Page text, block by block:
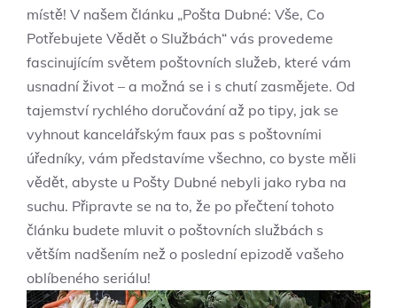
místě! V našem článku „Pošta Dubné: Vše, Co
Potřebujete Vědět o Službách“ vás provedeme
fascinujícím světem poštovních služeb, které vám
usnadní život – a možná se i s chutí zasmějete. Od
tajemství rychlého doručování až po tipy, jak se
vyhnout kancelářským faux pas s poštovními
úředníky, vám představíme všechno, co byste měli
vědět, abyste u Pošty Dubné nebyli jako ryba na
suchu. Připravte se na to, že po přečtení tohoto
článku budete mluvit o poštovních službách s
větším nadšením než o poslední epizodě vašeho
oblíbeného seriálu!